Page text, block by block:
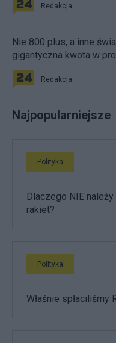
Redakcja
Nie 800 plus, a inne
gigantyczna kwota w
Redakcja
Najpopularniejsze
Polityka
Dlaczego NIE
rakiet?
Polityka
Właśnie spłaciliśmy